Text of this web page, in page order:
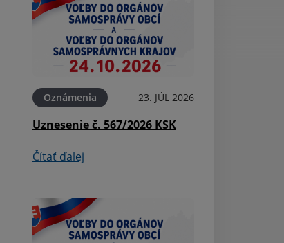
Oznámenia 23. JÚL 2026
Uznesenie č. 567/2026 KSK
Čítať ďalej